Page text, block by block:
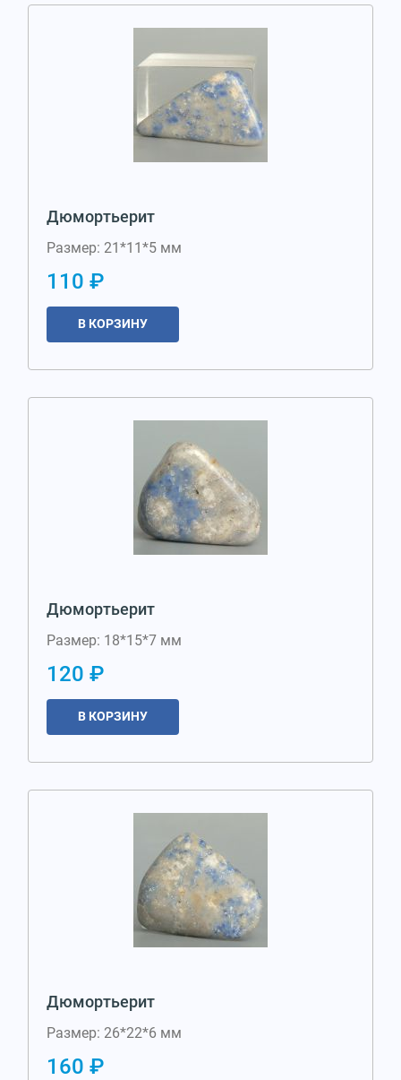
Дюмортьерит
Размер: 21*11*5 мм
110 ₽
В КОРЗИНУ
Дюмортьерит
Размер: 18*15*7 мм
120 ₽
В КОРЗИНУ
Дюмортьерит
Размер: 26*22*6 мм
160 ₽